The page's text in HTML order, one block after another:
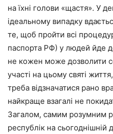
на їхні голови «щастя». У
ідеальному випадку
те, щоб пройти всі
паспорта РФ) у людей йде
не кожен може дозволити
участі на цьому святі
треба відзначатися рано
найкраще взагалі не
Загалом, самим розумним
республік на